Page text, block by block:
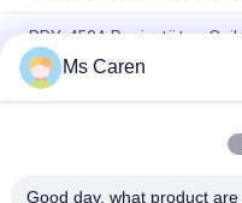
PRY-450A Papiertüten-
Automatischer
Umschlag, der
PRY-JD260 V Form
Ms Caren
Good day, what product